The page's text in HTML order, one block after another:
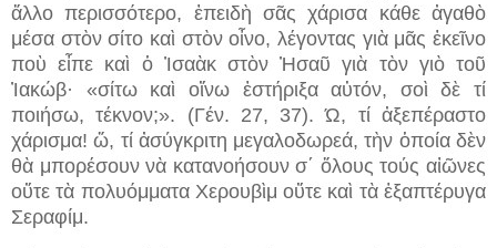
ἄλλο περισσότερο, ἐπειδὴ σᾶς χάρισα κάθε ἀγαθὸ
μέσα στὸν σίτο καὶ στὸν οἶνο, λέγοντας γιὰ μᾶς ἐκεῖνο
ποὺ εἶπε καὶ ὁ Ἰσαὰκ στὸν Ἠσαῦ γιὰ τὸν γιὸ τοῦ
Ἰακώβ· «σίτω καὶ οἴνω ἐστήριξα αὐτόν, σοὶ δὲ τί
ποιήσω, τέκνον;». (Γέν. 27, 37). Ώ, τί ἀξεπέραστο
χάρισμα! ὤ, τί ἀσύγκριτη μεγαλοδωρεά, τὴν ὁποία δὲν
θὰ μπορέσουν νὰ κατανοήσουν σ΄ ὅλους τούς αἰῶνες
οὔτε τὰ πολυόμματα Χερουβὶμ οὔτε καὶ τὰ ἑξαπτέρυγα
Σεραφίμ.